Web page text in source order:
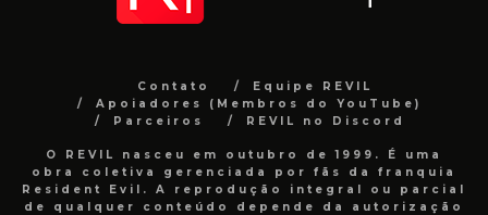
Contato
Equipe REVIL
Apoiadores (Membros do YouTube)
Parceiros
REVIL no Discord
O REVIL nasceu em outubro de 1999. É uma
obra coletiva gerenciada por fãs da franquia
Resident Evil. A reprodução integral ou parcial
de qualquer conteúdo depende da autorização